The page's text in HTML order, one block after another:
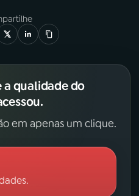
a qualidade do
em apenas um clique.